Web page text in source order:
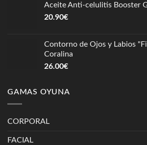
Aceite Anti-celulitis Booster
20.90€
Contorno de Ojos y Labios
Coralina
26.00€
GAMAS OYUNA
CORPORAL
FACIAL